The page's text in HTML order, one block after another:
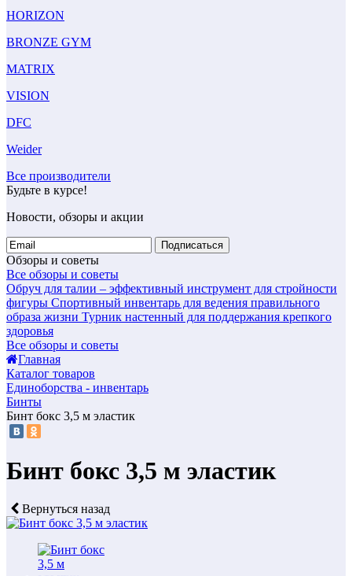
HORIZON
BRONZE GYM
MATRIX
VISION
DFC
Weider
Все производители
Будьте в курсе!
Новости, обзоры и акции
Подписаться
Обзоры и советы
Все обзоры и советы
Обруч для талии – эффективный инструмент для стройности
фигуры Спортивный инвентарь для ведения правильного
образа жизни Турник настенный для поддержания крепкого
здоровья
Все обзоры и советы
Главная
Каталог товаров
Единоборства - инвентарь
Бинты
Бинт бокс 3,5 м эластик
Бинт бокс 3,5 м эластик
Вернуться назад